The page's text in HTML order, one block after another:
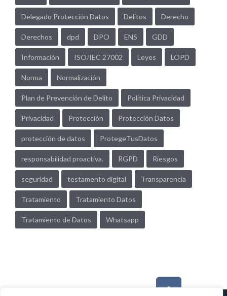
Delegado Protección Datos Delitos Derecho
Derechos dpd DPO ENS GDD
Información ISO/IEC 27002 Leyes LOPD
Norma Normalización
Plan de Prevención de Delito Política Privacidad
Privacidad Protección Protección Datos
protección de datos ProtegeTusDatos
responsabilidad proactiva. RGPD Riesgos
seguridad testamento digital Transparencia
Tratamiento Tratamiento Datos
Tratamiento de Datos Whatsapp